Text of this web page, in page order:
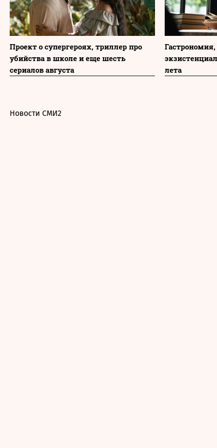
Проект о супергероях, триллер про
убийства в школе и еще шесть
сериалов августа
лета
Новости СМИ2